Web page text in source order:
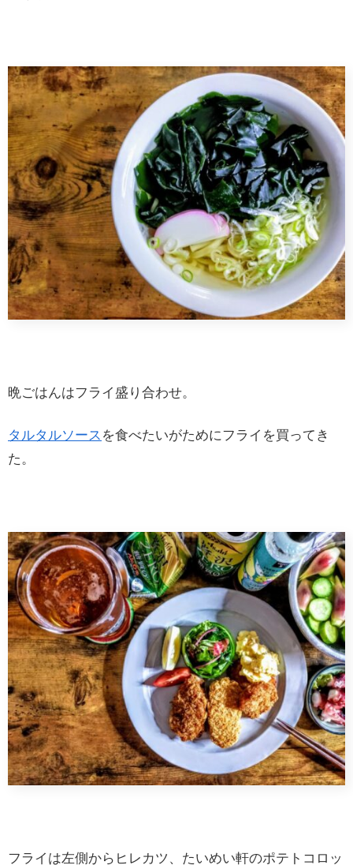
晩ごはんはフライ盛り合わせ。
タルタルソース を食べたいがためにフライを買ってき
た。
フライは左側からヒレカツ、たいめい軒のポテトコロッ